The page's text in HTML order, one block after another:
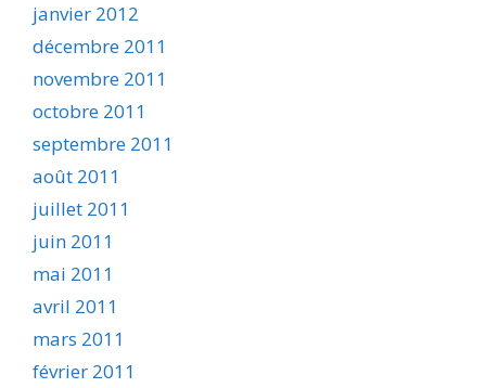
janvier 2012
décembre 2011
novembre 2011
octobre 2011
septembre 2011
août 2011
juillet 2011
juin 2011
mai 2011
avril 2011
mars 2011
février 2011